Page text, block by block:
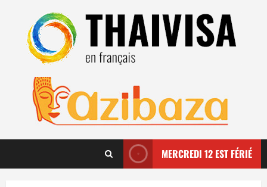
contenu
MERCREDI 12 EST FÉRIÉ